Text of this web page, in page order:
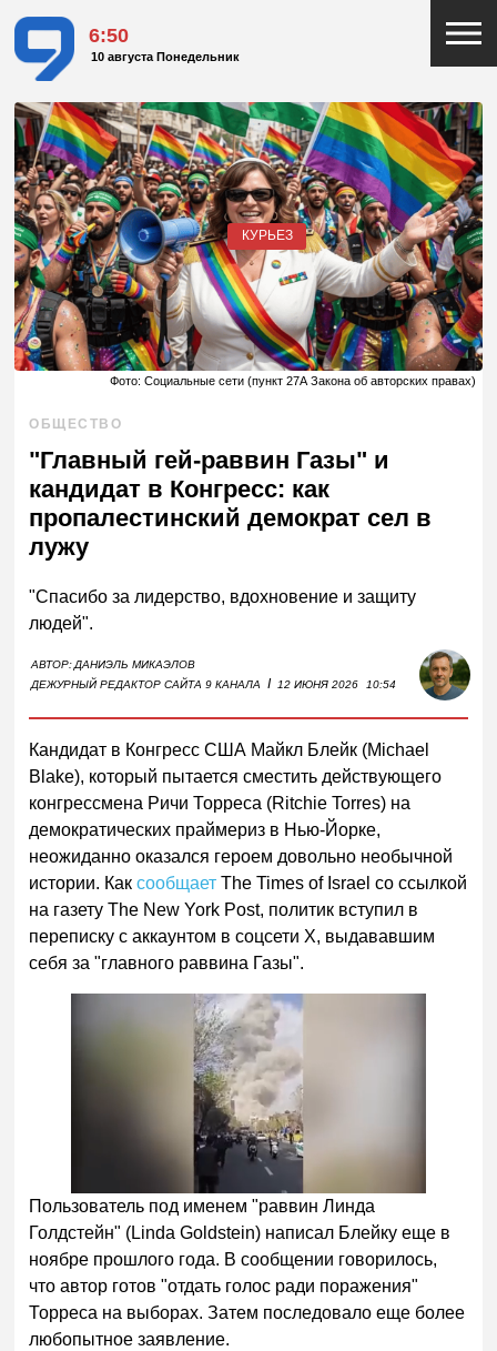
6:50
10 августа Понедельник
КУРЬЕЗ
Фото: Социальные сети (пункт 27А Закона об авторских правах)
ОБЩЕСТВО
"Главный гей-раввин Газы" и
кандидат в Конгресс: как
пропалестинский демократ сел в
лужу
"Спасибо за лидерство, вдохновение и защиту
людей".
АВТОР:ДАНИЭЛЬ МИКАЭЛОВ
ДЕЖУРНЫЙ РЕДАКТОР САЙТА 9 КАНАЛА
I 12 ИЮНЯ 2026 10:54
Кандидат в Конгресс США Майкл Блейк (Michael
Blake), который пытается сместить действующего
конгрессмена Ричи Торреса (Ritchie Torres) на
демократических праймериз в Нью-Йорке,
неожиданно оказался героем довольно необычной
истории. Каксообщает The Times of Israel со ссылкой
на газету The New York Post, политик вступил в
переписку с аккаунтом в соцсети X, выдававшим
себя за "главного раввина Газы".
Пользователь под именем "раввин Линда
Голдстейн" (Linda Goldstein) написал Блейку еще в
ноябре прошлого года. В сообщении говорилось,
что автор готов "отдать голос ради поражения"
Торреса на выборах. Затем последовало еще более
любопытное заявление.